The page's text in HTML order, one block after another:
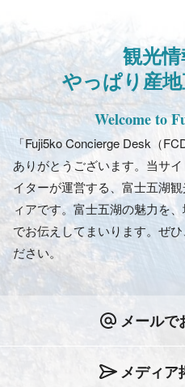
観光
やっぱり産
Welcome to
「Fuji5ko Concierge Desk（
ありがとうございます。当サ
イターが運営する、富士五湖
ィアです。富士五湖の魅力を
でお伝えしてまいります。ぜひ
ださい。
メールで
メディア